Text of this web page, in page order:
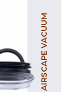
AIRSCAPE VACUUM